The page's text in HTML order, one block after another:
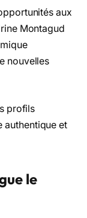
aux
Montagud
nouvelles
profils
authentique et
le